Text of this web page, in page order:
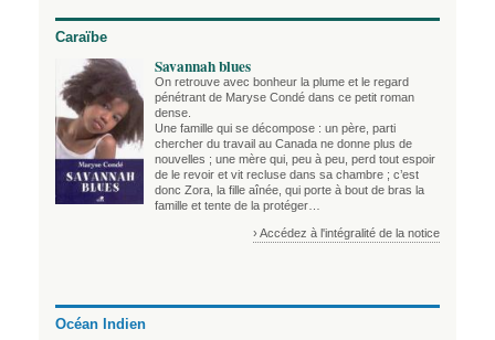
Caraïbe
Savannah blues
On retrouve avec bonheur la plume et le regard
pénétrant de Maryse Condé dans ce petit roman
dense.
Une famille qui se décompose : un père, parti
chercher du travail au Canada ne donne plus de
nouvelles ; une mère qui, peu à peu, perd tout espoir
de le revoir et vit recluse dans sa chambre ; c’est
donc Zora, la fille aînée, qui porte à bout de bras la
famille et tente de la protéger…
› Accédez à l'intégralité de la notice
Océan Indien